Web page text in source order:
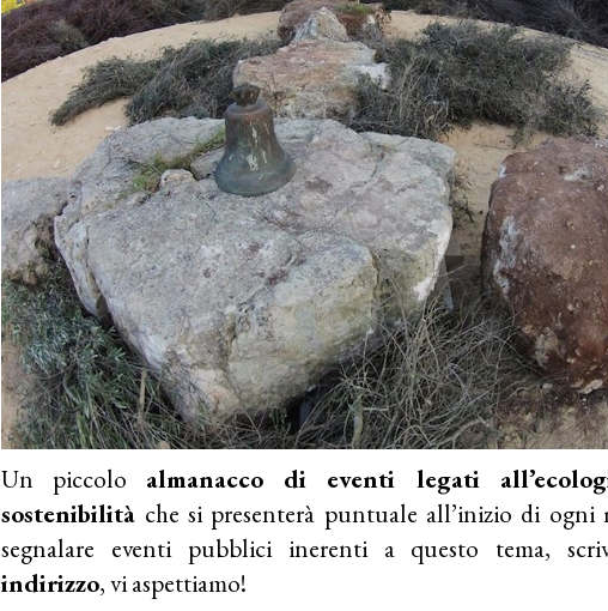
Un piccolo almanacco di eventi legati
sostenibilità che si presenterà puntuale all’inizio di ogni
segnalare eventi pubblici inerenti a questo tema,
indirizzo, vi aspettiamo!